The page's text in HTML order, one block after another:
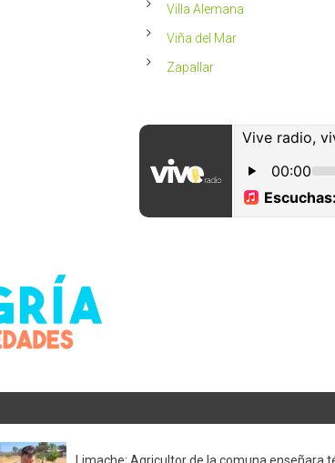
Villa Alemana
Viña del Mar
Zapallar